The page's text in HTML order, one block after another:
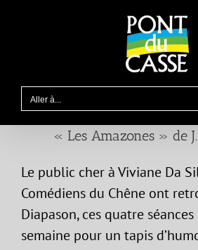
Aller à...
« Les Amazones » de
Le public cher à Viviane Da
Comédiens du Chêne ont
Diapason, ces quatre
semaine pour un tapis